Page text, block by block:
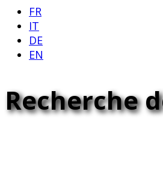
FR
IT
DE
EN
Recherche